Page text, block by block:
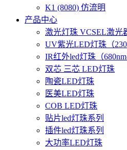
K1 (8080) 仿流明
产品中心
激光灯珠 VCSEL激光
UV紫光LED灯珠（
IR红外led灯珠（
双芯 三芯 LED灯珠
陶瓷LED灯珠
医美LED灯珠
COB LED灯珠
贴片led灯珠系列
插件led灯珠系列
大功率LED灯珠